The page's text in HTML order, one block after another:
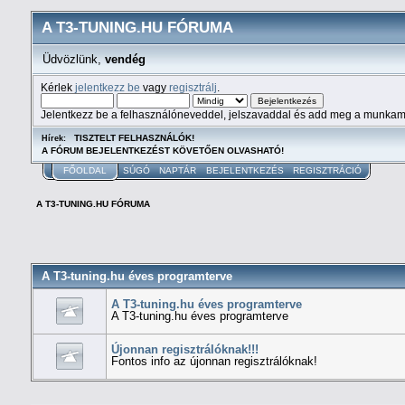
A T3-TUNING.HU FÓRUMA
Üdvözlünk,vendég
Kérlek jelentkezz be vagy regisztrálj
Jelentkezz be a felhasználóneveddel, jelszavaddal és add meg a
Hírek:
TISZTELT FELHASZNÁLÓK!
A FÓRUM BEJELENTKEZÉST KÖVETŐEN OLVASHATÓ!
FŐOLDAL SÚGÓ NAPTÁR BEJELENTKEZÉS REGISZTRÁCIÓ
A T3-TUNING.HU FÓRUMA
A T3-tuning.hu éves programterve
A T3-tuning.hu éves programterve
A T3-tuning.hu éves programterve
Újonnan regisztrálóknak!!!
Fontos info az újonnan regisztrálóknak!